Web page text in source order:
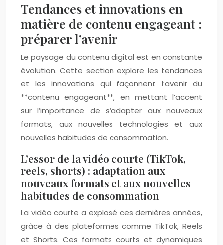
Tendances et innovations en
matière de contenu engageant :
préparer l’avenir
Le paysage du contenu digital est en constante
évolution. Cette section explore les tendances
et les innovations qui façonnent l’avenir du
**contenu engageant**, en mettant l’accent
sur l’importance de s’adapter aux nouveaux
formats, aux nouvelles technologies et aux
nouvelles habitudes de consommation.
L’essor de la vidéo courte (TikTok,
reels, shorts) : adaptation aux
nouveaux formats et aux nouvelles
habitudes de consommation
La vidéo courte a explosé ces dernières années,
grâce à des plateformes comme TikTok, Reels
et Shorts. Ces formats courts et dynamiques